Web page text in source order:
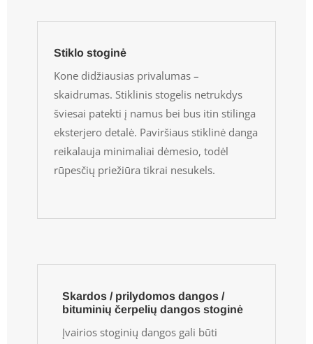
Stiklo stoginė
Kone didžiausias privalumas –
skaidrumas. Stiklinis stogelis netrukdys
šviesai patekti į namus bei bus itin stilinga
eksterjero detalė. Paviršiaus stiklinė danga
reikalauja minimaliai dėmesio, todėl
rūpesčių priežiūra tikrai nesukels.
Skardos / prilydomos dangos /
bituminių čerpelių dangos stoginė
Įvairios stoginių dangos gali būti